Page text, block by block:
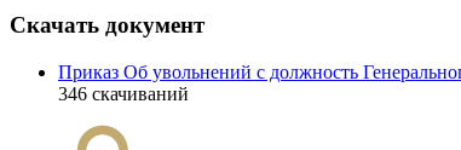
Скачать документ
Приказ Об увольнений с должность
346 скачиваний